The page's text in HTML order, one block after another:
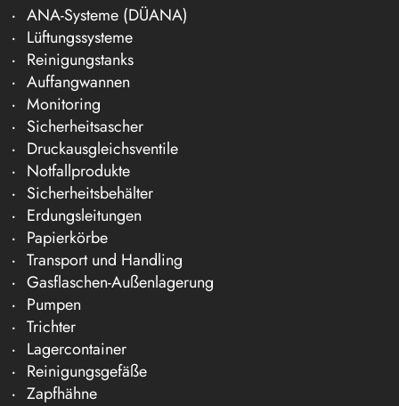
ANA-Systeme (DÜANA)
Lüftungssysteme
Reinigungstanks
Auffangwannen
Monitoring
Sicherheitsascher
Druckausgleichsventile
Notfallprodukte
Sicherheitsbehälter
Erdungsleitungen
Papierkörbe
Transport und Handling
Gasflaschen-Außenlagerung
Pumpen
Trichter
Lagercontainer
Reinigungsgefäße
Zapfhähne